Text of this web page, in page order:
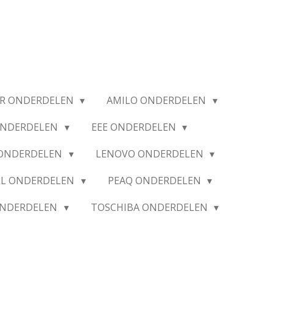
ONDERDELEN
AMILO ONDERDELEN
EEE ONDERDELEN
LENOVO ONDERDELEN
ONDERDELEN
PEAQ ONDERDELEN
TOSCHIBA ONDERDELEN